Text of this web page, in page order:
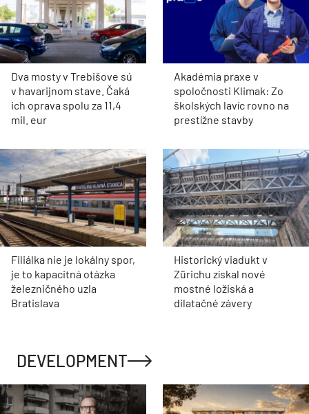
Dva mosty v Trebišove sú
v havarijnom stave. Čaká
ich oprava spolu za 11,4
mil. eur
Akadémia praxe v
spoločnosti Klimak: Zo
školských lavíc rovno na
prestížne stavby
Filiálka nie je lokálny spor,
je to kapacitná otázka
železničného uzla
Bratislava
Historický viadukt v
Zürichu získal nové
mostné ložiská a
dilatačné závery
DEVELOPMENT